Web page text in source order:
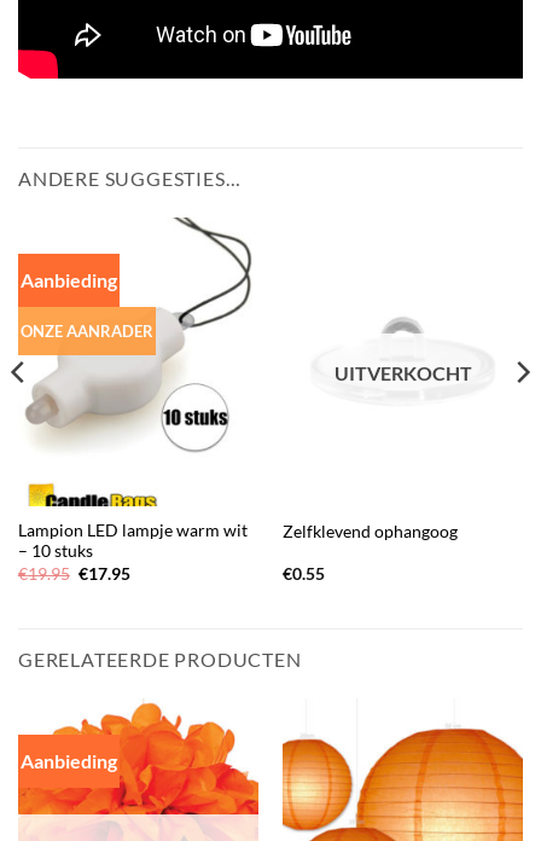
ANDERE SUGGESTIES…
Aanbieding
ONZE AANRADER
Lampion LED lampje warm wit
– 10 stuks
€19.95 Oorspronkelijke
€17.95Huidige
UITVERKOCHT
Zelfklevend ophangoog
€0.55
GERELATEERDE PRODUCTEN
Aanbieding